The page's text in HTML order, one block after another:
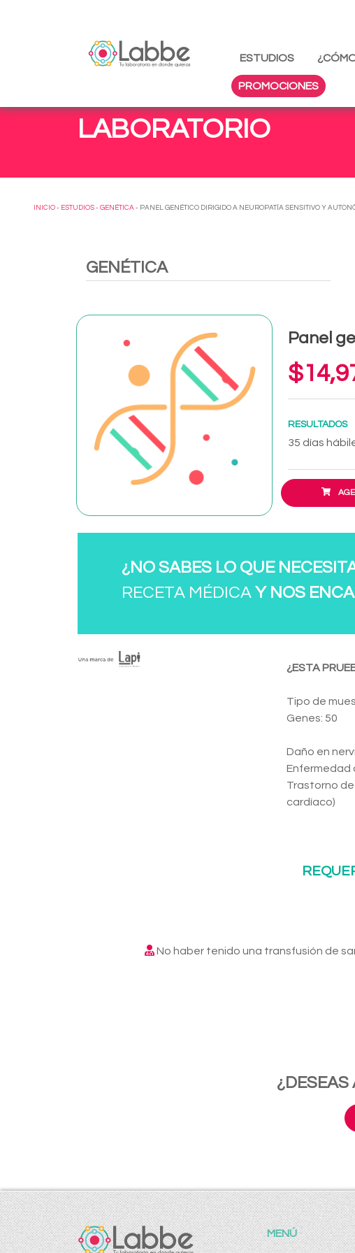
ESTUDIOS
PROMOCIONES
LABORATORIO
INICIO - ESTUDIOS - GENÉTICA - PANEL GENÉTICO DIRIGIDO A NEUROPATÍA SENSITIVO Y
GENÉTICA
Panel
RESULTADOS
35 días
¿NO SABES LO QUE
RECETA MÉDICA Y NOS
¿ESTA
Tipo de
Genes: 50
Daño en
Enfermedad
Trastorno
cardíaco)
No haber tenido una transfusión de
¿DESEAS
MENÚ